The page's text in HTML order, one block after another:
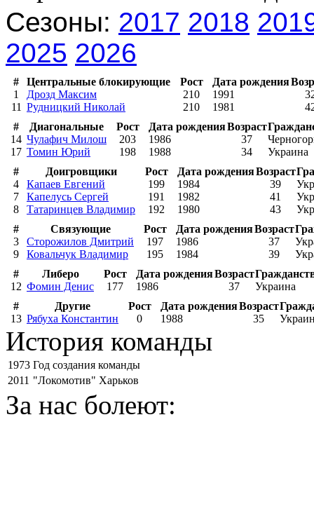
Сезоны: 2017 2018
2025 2026
# Центральные блокирующие Рост Дата рождения
1
Дрозд Максим 210 1991
11 Рудницкий Николай 210 1981
#
Диагональные Рост Дата рожденияВозраст
14 Чулафич Милош 203 1986 37
17 Томин Юрий 198 1988 34
Украина
#
Доигровщики Рост Дата рожденияВозраст
4
Капаев Евгений 199 1984 39
7
Капелусь Сергей 191 1982 41
8
Татаринцев Владимир 192 1980 43
#
Связующие Рост Дата рожденияВозраст
3
Сторожилов Дмитрий 197 1986 37
9
Ковальчук Владимир 195 1984 39
#
Либеро Рост Дата рожденияВозраст
12 Фомин Денис 177 1986 37
Украина
#
Другие Рост Дата рожденияВозраст
13 Рябуха Константин 0 1988 35
История команды
1973 Год создания команды
2011 "Локомотив" Харьков
За нас болеют: